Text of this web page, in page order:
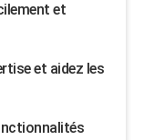
et
et aidez les